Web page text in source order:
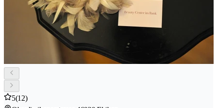
5(12)